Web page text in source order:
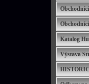
Katalog
Výstava